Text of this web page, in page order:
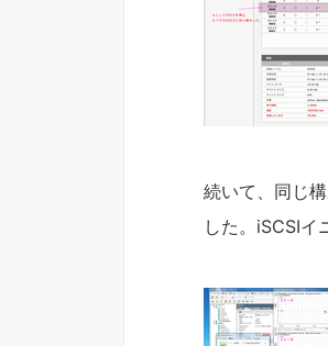
続いて、同じ
した。iSCSIイ